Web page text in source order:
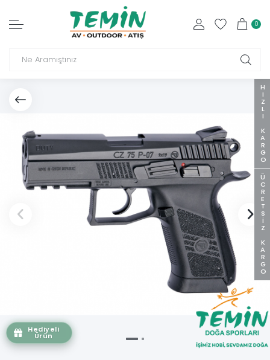
0
Hediyeli
Ürün
HIZLI KARGO
ÜCRETSIZ KARGO